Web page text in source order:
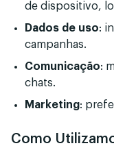
de dispositivo,
Dados de uso:
campanhas.
Comunicação:
chats.
Marketing:
Como